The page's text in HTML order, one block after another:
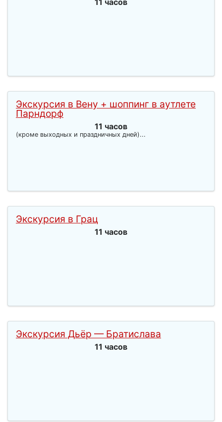
Экскурсия в Вену + шоппинг в аутлете
Парндорф
11 часов
(кроме выходных и праздничных дней)...
Экскурсия в Грац
11 часов
Экскурсия Дьёр — Братислава
11 часов